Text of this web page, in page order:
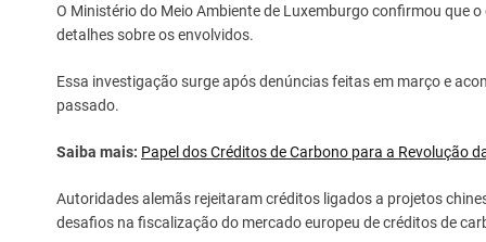
O Ministério do Meio Ambiente de Luxemburgo confirmou que
detalhes sobre os envolvidos.
Essa investigação surge após denúncias feitas em março e
passado.
Saiba mais: Papel dos Créditos de Carbono para a Revolução
Autoridades alemãs rejeitaram créditos ligados a projetos
desafios na fiscalização do mercado europeu de créditos de